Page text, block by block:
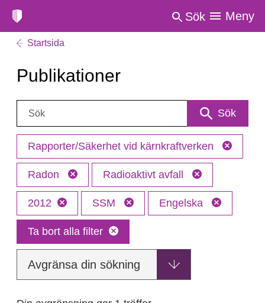
Sök Meny
Startsida
Publikationer
Sök: Sök
Rapporter/Säkerhet vid kärnkraftverken
Radon Radioaktivt avfall
2012 SSM Engelska
Ta bort alla filter
Avgränsa din sökning